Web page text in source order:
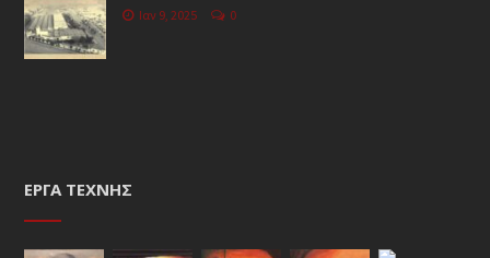
Ιαν 9, 2025 0
ΈΡΓΑ ΤΈΧΝΗΣ